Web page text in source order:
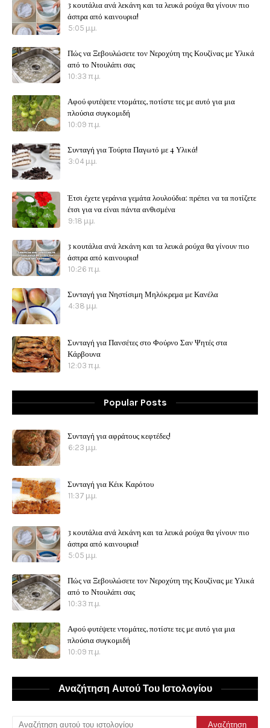
3 κουτάλια ανά λεκάνη και τα λευκά ρούχα θα γίνουν πιο
άσπρα από καινουρια!
5:05 μ.μ.
Πώς να Ξεβουλώσετε τον Νεροχύτη της Κουζίνας με Υλικά
από το Ντουλάπι σας
10:33 π.μ.
Αφού φυτέψετε ντομάτες, ποτίστε τες με αυτό για μια
πλούσια συγκομιδή
10:09 π.μ.
Συνταγή για Τούρτα Παγωτό με 4 Υλικά!
3:04 μ.μ.
Έτσι έχετε γεράνια γεμάτα λουλούδια: πρέπει να τα ποτίζετε
έτσι για να είναι πάντα ανθισμένα
9:18 μ.μ.
3 κουτάλια ανά λεκάνη και τα λευκά ρούχα θα γίνουν πιο
άσπρα από καινουρια!
10:26 π.μ.
Συνταγή για Νηστίσιμη Μηλόκρεμα με Κανέλα
4:38 μ.μ.
Συνταγή για Πανσέτες στο Φούρνο Σαν Ψητές στα
Κάρβουνα
12:03 π.μ.
Popular Posts
Συνταγή για αφράτους κεφτέδες!
6:23 μ.μ.
Συνταγή για Κέικ Καρότου
11:37 μ.μ.
3 κουτάλια ανά λεκάνη και τα λευκά ρούχα θα γίνουν πιο
άσπρα από καινουρια!
5:05 μ.μ.
Πώς να Ξεβουλώσετε τον Νεροχύτη της Κουζίνας με Υλικά
από το Ντουλάπι σας
10:33 π.μ.
Αφού φυτέψετε ντομάτες, ποτίστε τες με αυτό για μια
πλούσια συγκομιδή
10:09 π.μ.
Αναζήτηση Αυτού Του Ιστολογίου